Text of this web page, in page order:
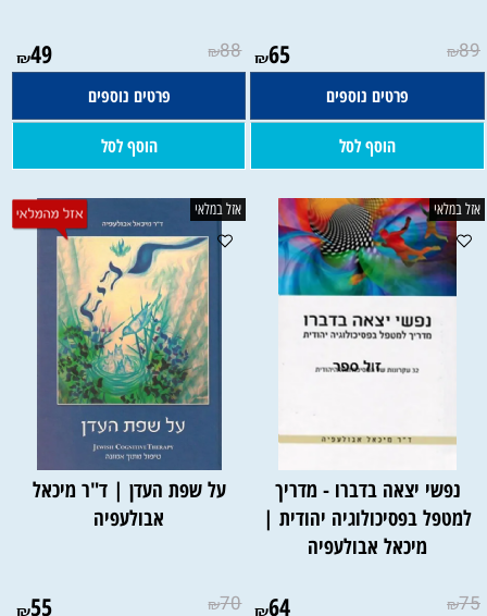
₪89
₪65
פרטים נוספים
הוסף לסל
₪88
₪49
פרטים נוספים
הוסף לסל
אזל במלאי
נפשי יצאה בדברו - מדריך
למטפל בפסיכולוגיה יהודית |
מיכאל אבולעפיה
₪75
₪64
אזל במלאי
על שפת העדן | ד"ר מיכאל
אבולעפיה
₪70
₪55